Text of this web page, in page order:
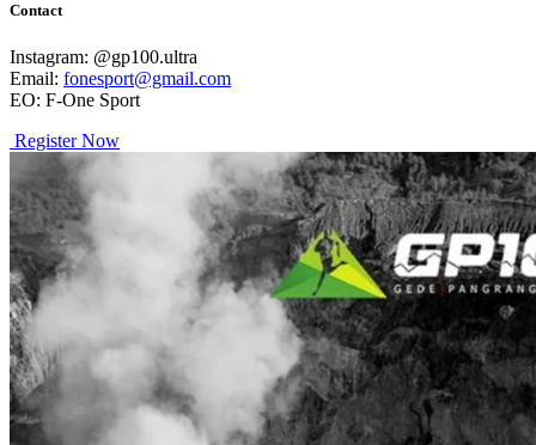
Contact
Instagram: @gp100.ultra
Email: fonesport@gmail.com
EO: F-One Sport
Register Now